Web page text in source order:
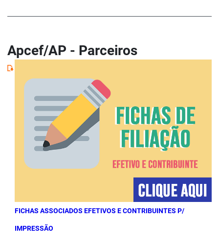
Apcef/AP - Parceiros
FICHAS ASSOCIADOS EFETIVOS E CONTRIBUINTES P/
IMPRESSÃO